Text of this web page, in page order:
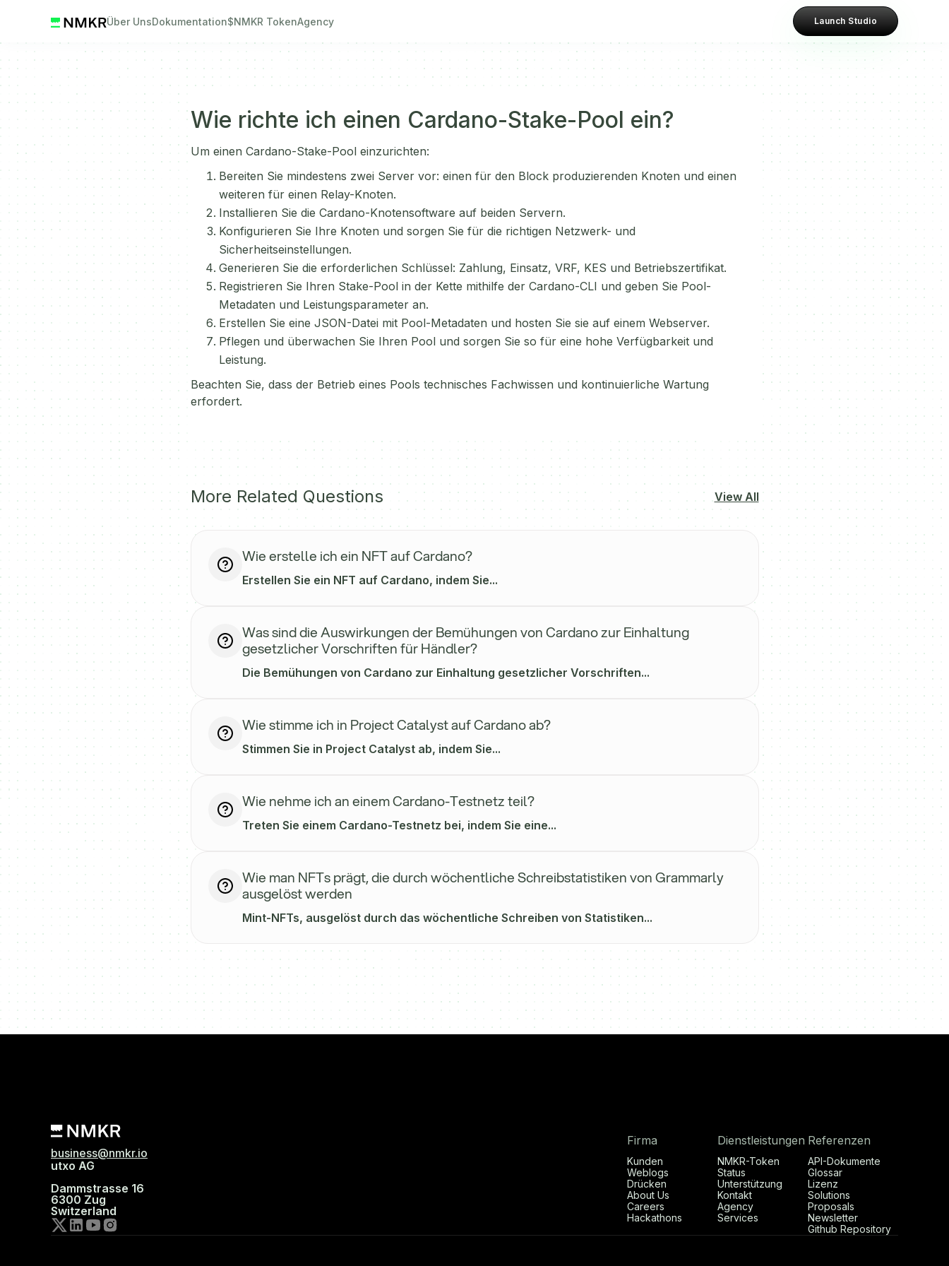
Über UnsDokumentation$NMKR TokenAgency Launch Studio
Wie richte ich einen Cardano-Stake-Pool ein?
Um einen Cardano-Stake-Pool einzurichten:
Bereiten Sie mindestens zwei Server vor: einen für den Block produzierenden Knoten und einen
weiteren für einen Relay-Knoten.
Installieren Sie die Cardano-Knotensoftware auf beiden Servern.
Konfigurieren Sie Ihre Knoten und sorgen Sie für die richtigen Netzwerk- und
Sicherheitseinstellungen.
Generieren Sie die erforderlichen Schlüssel: Zahlung, Einsatz, VRF, KES und Betriebszertifikat.
Registrieren Sie Ihren Stake-Pool in der Kette mithilfe der Cardano-CLI und geben Sie Pool-
Metadaten und Leistungsparameter an.
Erstellen Sie eine JSON-Datei mit Pool-Metadaten und hosten Sie sie auf einem Webserver.
Pflegen und überwachen Sie Ihren Pool und sorgen Sie so für eine hohe Verfügbarkeit und
Leistung.
Beachten Sie, dass der Betrieb eines Pools technisches Fachwissen und kontinuierliche Wartung
erfordert.
More Related Questions View All
Wie erstelle ich ein NFT auf Cardano?
Erstellen Sie ein NFT auf Cardano, indem Sie...
Was sind die Auswirkungen der Bemühungen von Cardano zur Einhaltung
gesetzlicher Vorschriften für Händler?
Die Bemühungen von Cardano zur Einhaltung gesetzlicher Vorschriften...
Wie stimme ich in Project Catalyst auf Cardano ab?
Stimmen Sie in Project Catalyst ab, indem Sie...
Wie nehme ich an einem Cardano-Testnetz teil?
Treten Sie einem Cardano-Testnetz bei, indem Sie eine...
Wie man NFTs prägt, die durch wöchentliche Schreibstatistiken von Grammarly
ausgelöst werden
Mint-NFTs, ausgelöst durch das wöchentliche Schreiben von Statistiken...
business@nmkr.io
utxo AG
Dammstrasse 16
6300 Zug
Switzerland
Firma
Kunden
Weblogs
Drücken
About Us
Careers
Hackathons
Dienstleistungen
NMKR-Token
Status
Unterstützung
Kontakt
Agency
Services
Referenzen
API-Dokumente
Glossar
Lizenz
Solutions
Proposals
Newsletter
Github Repository